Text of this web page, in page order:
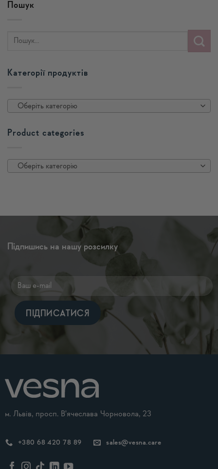
Пошук
Категорії продуктів
Оберіть категорію
Product categories
Оберіть категорію
Підпишись на нашу розсилку
м. Львів, просп. В'ячеслава Чорновола, 23
+380 68 420 78 89 sales@vesna.care